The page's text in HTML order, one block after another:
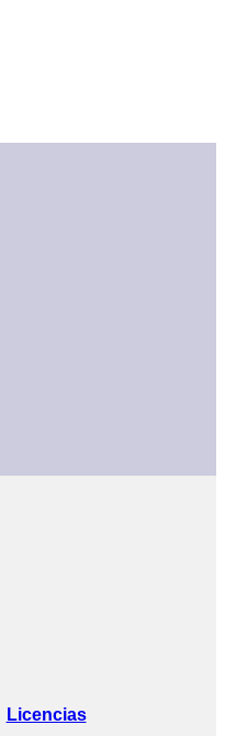
Licencias